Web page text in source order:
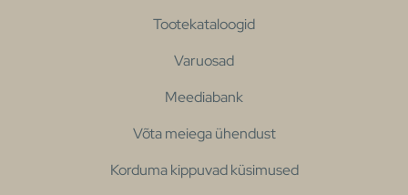
Tootekataloogid
Varuosad
Meediabank
Võta meiega ühendust
Korduma kippuvad küsimused